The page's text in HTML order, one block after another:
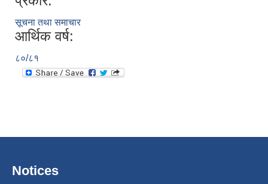
सूचना तथा समाचार
आर्थिक वर्ष:
८०/८१
Notices